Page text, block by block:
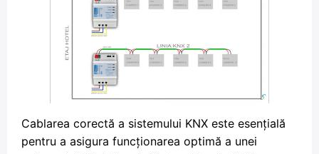
Cablarea corectă a sistemului KNX este esențială
pentru a asigura funcționarea optimă a unei